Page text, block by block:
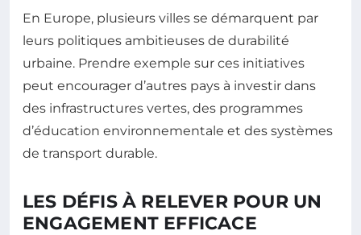
En Europe, plusieurs villes se démarquent par
leurs politiques ambitieuses de durabilité
urbaine. Prendre exemple sur ces initiatives
peut encourager d’autres pays à investir dans
des infrastructures vertes, des programmes
d’éducation environnementale et des systèmes
de transport durable.
LES DÉFIS À RELEVER POUR UN
ENGAGEMENT EFFICACE